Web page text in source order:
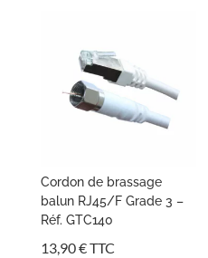
Cordon de brassage
balun RJ45/F Grade 3 –
Réf. GTC140
13,90€TTC